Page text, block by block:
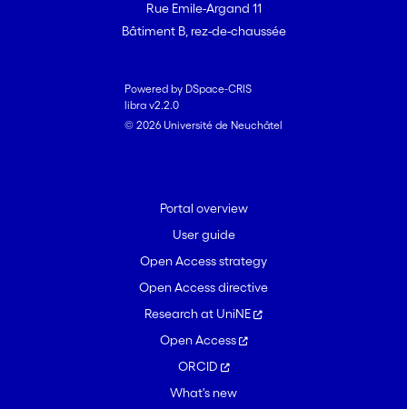
Rue Emile-Argand 11
Bâtiment B, rez-de-chaussée
Powered by DSpace-CRIS
libra v2.2.0
© 2026 Université de Neuchâtel
Portal overview
User guide
Open Access strategy
Open Access directive
Research at UniNE
Open Access
ORCID
What's new